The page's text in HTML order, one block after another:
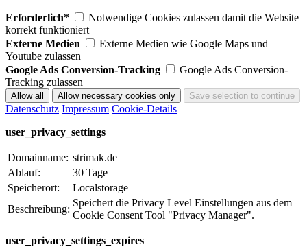
Erforderlich*
Notwendige Cookies zulassen damit die Website
korrekt funktioniert
Externe Medien
Externe Medien wie Google Maps und
Youtube zulassen
Google Ads Conversion-Tracking
Google Ads Conversion-
Tracking zulassen
Datenschutz Impressum Cookie-Details
user_privacy_settings
Domainname: strimak.de
Ablauf:
30 Tage
Speicherort:
Localstorage
Beschreibung:
Speichert die Privacy Level Einstellungen aus dem
Cookie Consent Tool "Privacy Manager".
user_privacy_settings_expires